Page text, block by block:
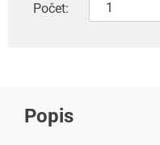
Počet:
Popis